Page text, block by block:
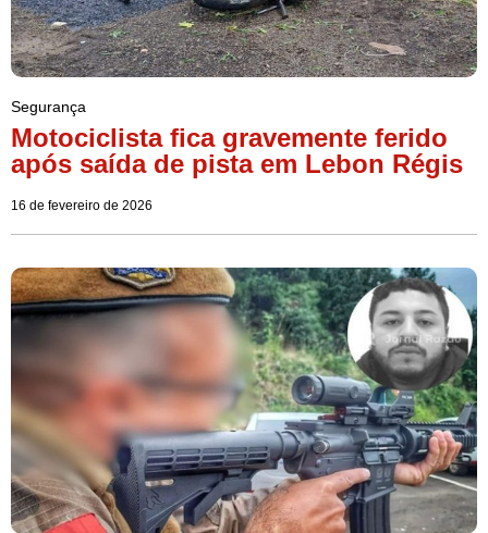
Segurança
Motociclista fica gravemente ferido
após saída de pista em Lebon Régis
16 de fevereiro de 2026